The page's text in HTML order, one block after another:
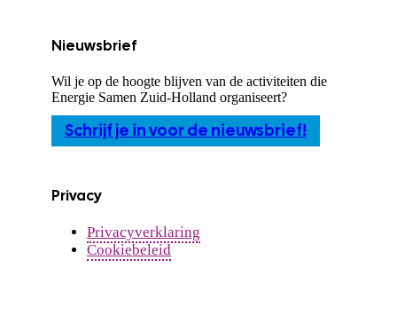
Nieuwsbrief
Wil je op de hoogte blijven van de activiteiten die
Energie Samen Zuid-Holland organiseert?
Schrijf je in voor de nieuwsbrief!
Privacy
Privacyverklaring
Cookiebeleid